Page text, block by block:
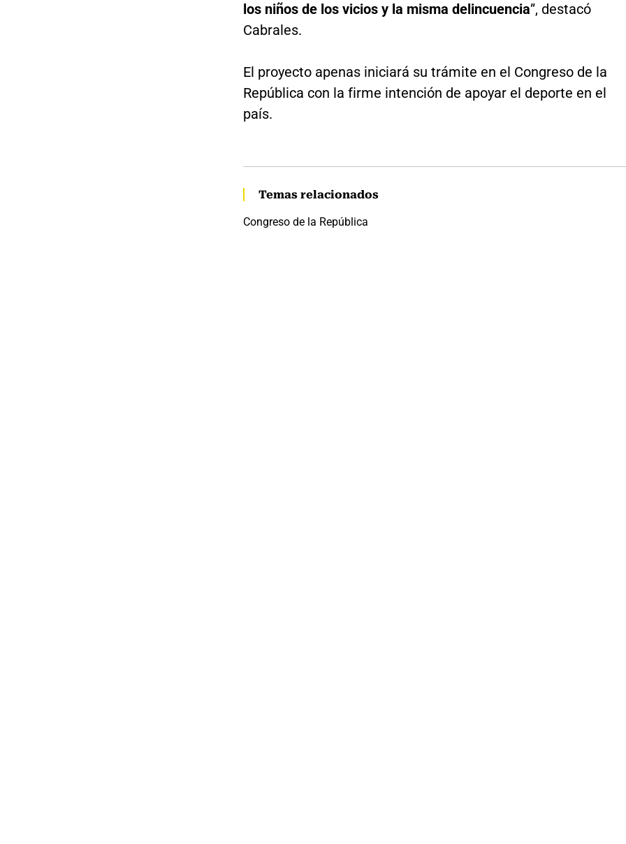
los niños de los vicios y la misma delincuencia”, destacó
Cabrales.
El proyecto apenas iniciará su trámite en el Congreso de la
República con la firme intención de apoyar el deporte en el
país.
Temas relacionados
Congreso de la República